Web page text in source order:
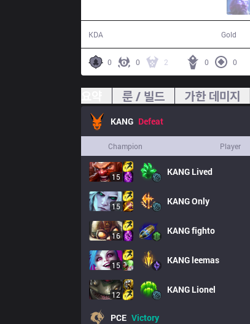
KDA Gold
0 0 2 0 0
룬 / 빌드 가한 데미지
KANG Defeat
Champion Player
15 KANG Lived
15 KANGOnly
16 KANGfighto
15 KANGleemas
12 KANG Lionel
PCE Victory